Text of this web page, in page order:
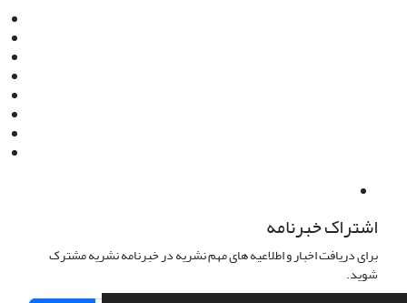
اشتراک خبرنامه
برای دریافت اخبار و اطلاعیه های مهم نشریه در خبرنامه نشریه مشترک
شوید.